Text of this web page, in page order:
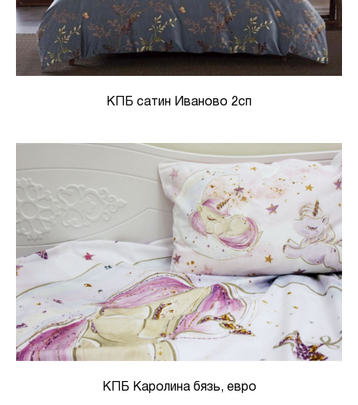
КПБ сатин Иваново 2сп
КПБ Каролина бязь, евро